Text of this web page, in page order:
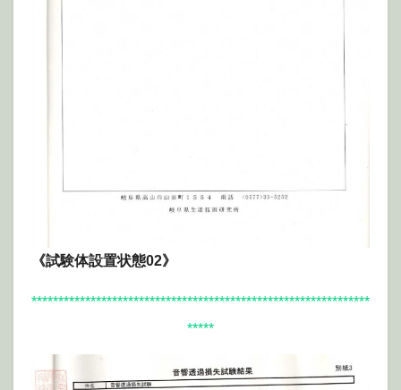
《試験体設置状態02》
***************************************************************
*****